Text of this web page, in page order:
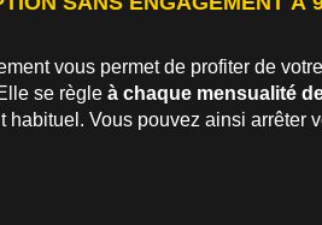
vous permet de profiter de
se règle à chaque mensualité
habituel. Vous pouvez ainsi arrêter